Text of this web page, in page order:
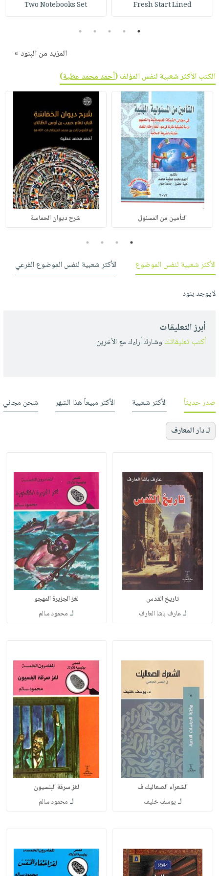
Fresh Start Lined
Two Notebooks Set
1
2
3
4
5
المزيد من البنود »
الكتب الأكثر شعبية لنفس المؤلف (أحمد محمد عطية)
التأمين من المسئول شرح ديوان الحماسة
1
2
3
4
الأكثر شعبية لنفس الموضوع
الأكثر شعبية لنفس الموضوع الفرعي
لايوجد بنود
أبرز التعليقات
أكتب تعليقاتك وشارك أراءك مع الأخرين
صدر حديثاً الأكثر شعبية الأكثر مبيعاً هذا الشهر شحن مجاني
لـ دار المعارف
تاريخ القدس
لـعارف باشا العارف
لغز الجزيرة المهجو
لـ محمود سالم
الشعراء الصعاليك ف
لـ يوسف خليف
لغز سرقة البنسيون
لـ محمود سالم